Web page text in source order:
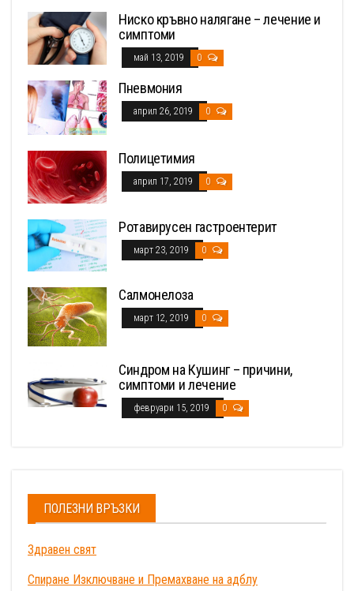
Ниско кръвно налягане – лечение и
симптоми
май 13, 2019 0
Пневмония
април 26, 2019 0
Полицетимия
април 17, 2019 0
Ротавирусен гастроентерит
март 23, 2019 0
Салмонелоза
март 12, 2019 0
Синдром на Кушинг – причини,
симптоми и лечение
февруари 15, 2019 0
ПОЛЕЗНИ ВРЪЗКИ
Здравен свят
Спиране Изключване и Премахване на адблу